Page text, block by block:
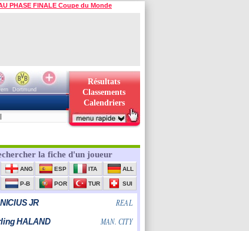
PHASE FINALE Coupe du Monde
Dortmund
Résultats
Classements
Calendriers
|